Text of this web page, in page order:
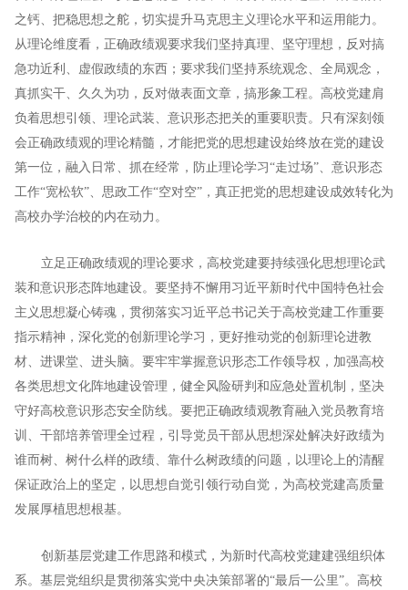
之钙、把稳思想之舵，切实提升马克思主义理论水平和运用能力。
从理论维度看，正确政绩观要求我们坚持真理、坚守理想，反对搞
急功近利、虚假政绩的东西；要求我们坚持系统观念、全局观念，
真抓实干、久久为功，反对做表面文章，搞形象工程。高校党建肩
负着思想引领、理论武装、意识形态把关的重要职责。只有深刻领
会正确政绩观的理论精髓，才能把党的思想建设始终放在党的建设
第一位，融入日常、抓在经常，防止理论学习“走过场”、意识形态
工作“宽松软”、思政工作“空对空”，真正把党的思想建设成效转化为
高校办学治校的内在动力。
立足正确政绩观的理论要求，高校党建要持续强化思想理论武
装和意识形态阵地建设。要坚持不懈用习近平新时代中国特色社会
主义思想凝心铸魂，贯彻落实习近平总书记关于高校党建工作重要
指示精神，深化党的创新理论学习，更好推动党的创新理论进教
材、进课堂、进头脑。要牢牢掌握意识形态工作领导权，加强高校
各类思想文化阵地建设管理，健全风险研判和应急处置机制，坚决
守好高校意识形态安全防线。要把正确政绩观教育融入党员教育培
训、干部培养管理全过程，引导党员干部从思想深处解决好政绩为
谁而树、树什么样的政绩、靠什么树政绩的问题，以理论上的清醒
保证政治上的坚定，以思想自觉引领行动自觉，为高校党建高质量
发展厚植思想根基。
创新基层党建工作思路和模式，为新时代高校党建建强组织体
系。基层党组织是贯彻落实党中央决策部署的“最后一公里”。高校